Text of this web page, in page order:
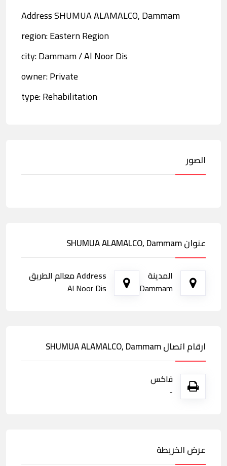
Address SHUMUA ALAMALCO, Dammam
region: Eastern Region
city: Dammam / Al Noor Dis
owner: Private
type: Rehabilitation
الصور
عنوان SHUMUA ALAMALCO, Dammam
المدينة
Dammam
Address معالم الطريق
Al Noor Dis
ارقام اتصال SHUMUA ALAMALCO, Dammam
فاكس
-
عرض الخريطة